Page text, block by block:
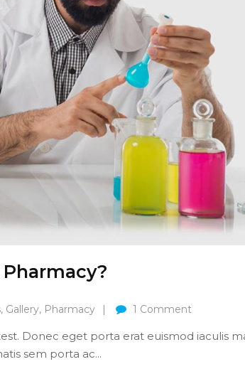
, Gallery, Pharmacy 1 Comment
Donec eget porta erat euismod iaculis
sem porta ac...